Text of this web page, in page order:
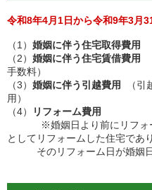
令和8年4月1日から令和9年3月
（1） 婚姻に伴う住宅取得費用
（2） 婚姻に伴う住宅賃借費用
手数料）
（3） 婚姻に伴う引越費用
（引
用）
（4）
リフォーム費用
※婚姻日より前にリフォー
としてリフォームした住宅であり
そのリフォーム日が婚姻日